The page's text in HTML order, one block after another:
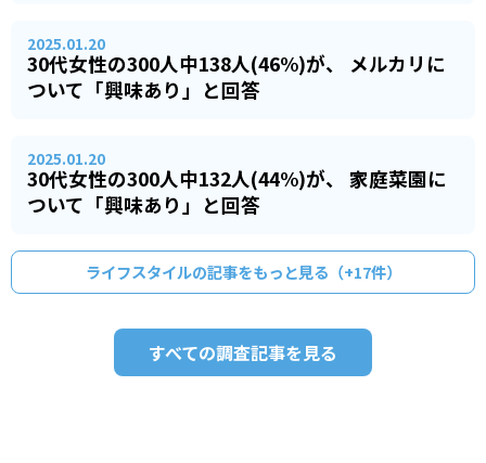
2025.01.20
30代女性の300人中138人(46%)が、 メルカリに
ついて「興味あり」と回答
2025.01.20
30代女性の300人中132人(44%)が、 家庭菜園に
ついて「興味あり」と回答
ライフスタイルの記事をもっと見る（+17件）
すべての調査記事を見る